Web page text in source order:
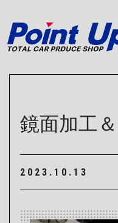
メインナビゲーシ
鏡面加工
2023.10.13